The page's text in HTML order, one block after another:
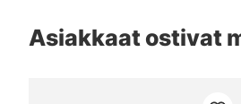
Asiakkaat ostivat